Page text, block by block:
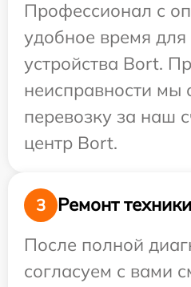
Профессионал с
удобное время
устройства Bort.
неисправности мы
перевозку за наш
центр Bort.
3
Ремонт техники
После полной
согласуем с вами